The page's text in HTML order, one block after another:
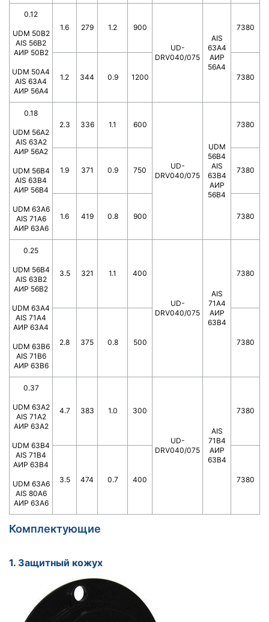
0.12
UDM 50B2
AIS 56B2
АИР 50В2
UDM 50A4
AIS 63A4
АИР 56А4
1.6 279 1.2 900
UD-
DRV040/075
AIS
63A4
АИР
56А4
7380
1.2 344 0.9 1200 7380
0.18
UDM 56A2
AIS 63A2
АИР 56А2
UDM 56B4
AIS 63B4
АИР 56В4
UDM 63A6
AIS 71A6
АИР 63А6
2.3 336 1.1 600
UD-
DRV040/075
UDM
56B4
AIS
63B4
АИР
56В4
7380
1.9 371 0.9 750 7380
1.6 419 0.8 900 7380
0.25
UDM 56B4
AIS 63B2
АИР 56В2
UDM 63A4
AIS 71A4
АИР 63А4
UDM 63B6
AIS 71B6
АИР 63В6
3.5 321 1.1 400
UD-
DRV040/075
AIS
71A4
АИР
63В4
7380
2.8 375 0.8 500 7380
0.37
UDM 63A2
AIS 71A2
АИР 63А2
UDM 63B4
AIS 71B4
АИР 63В4
UDM 63A6
AIS 80A6
АИР 63А6
4.7 383 1.0 300
UD-
DRV040/075
AIS
71B4
АИР
63В4
7380
3.5 474 0.7 400 7380
Комплектующие
1. Защитный кожух